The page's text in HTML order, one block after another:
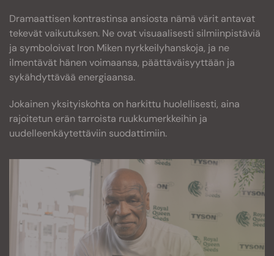
Dramaattisen kontrastinsa ansiosta nämä värit antavat
tekevät vaikutuksen. Ne ovat visuaalisesti silmiinpistäviä
ja symboloivat Iron Miken nyrkkeilyhanskoja, ja ne
ilmentävät hänen voimaansa, päättäväisyyttään ja
sykähdyttävää energiaansa.
Jokainen yksityiskohta on harkittu huolellisesti, aina
rajoitetun erän tarroista ruukkumerkkeihin ja
uudelleenkäytettäviin suodattimiin.